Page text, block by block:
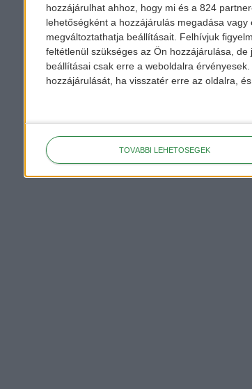
hozzájárulhat ahhoz, hogy mi és a 824
lehetőségként a hozzájárulás megadása
megváltoztathatja beállításait. Felhívjuk
feltétlenül szükséges az Ön hozzájárulása,
beállításai csak erre a weboldalra
hozzájárulását, ha visszatér erre az oldalra,
TOVÁBBI LEHETŐSÉGEK